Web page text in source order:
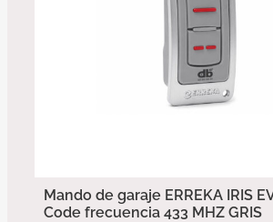
Mando de garaje ERREKA IRIS
Code frecuencia 433 MHZ GRIS